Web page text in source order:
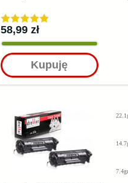
58,99 zł
Kupuję
7.4gr